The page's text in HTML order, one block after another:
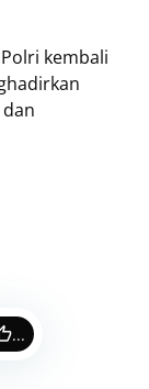
kembali
...